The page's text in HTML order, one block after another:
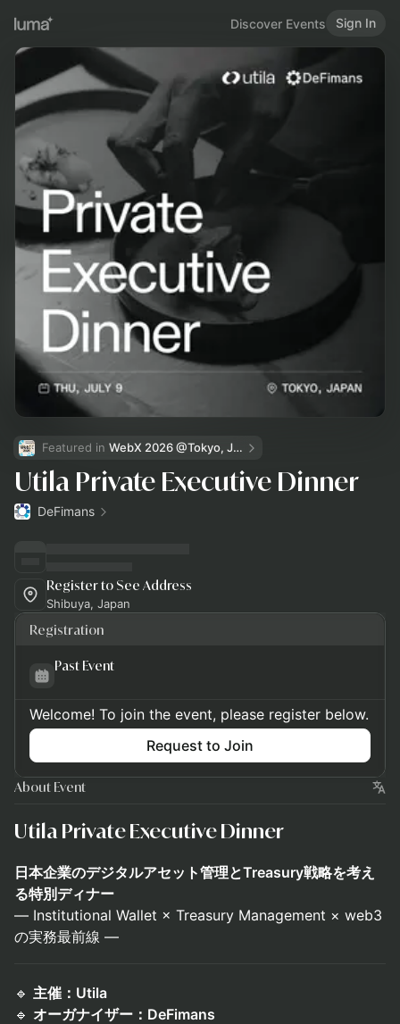
Discover Events Sign In
Featured in WebX 2026 @Tokyo, Japan
Utila Private Executive Dinner
DeFimans
Register to See Address
Shibuya, Japan
Registration
Past Event
Welcome! To join the event, please register below.
Request to Join
About Event
Utila Private Executive Dinner
日本企業のデジタルアセット管理とTreasury戦略を考え
る特別ディナー
― Institutional Wallet × Treasury Management × web3
の実務最前線 ―
🔹 主催：Utila
🔹 オーガナイザー：DeFimans